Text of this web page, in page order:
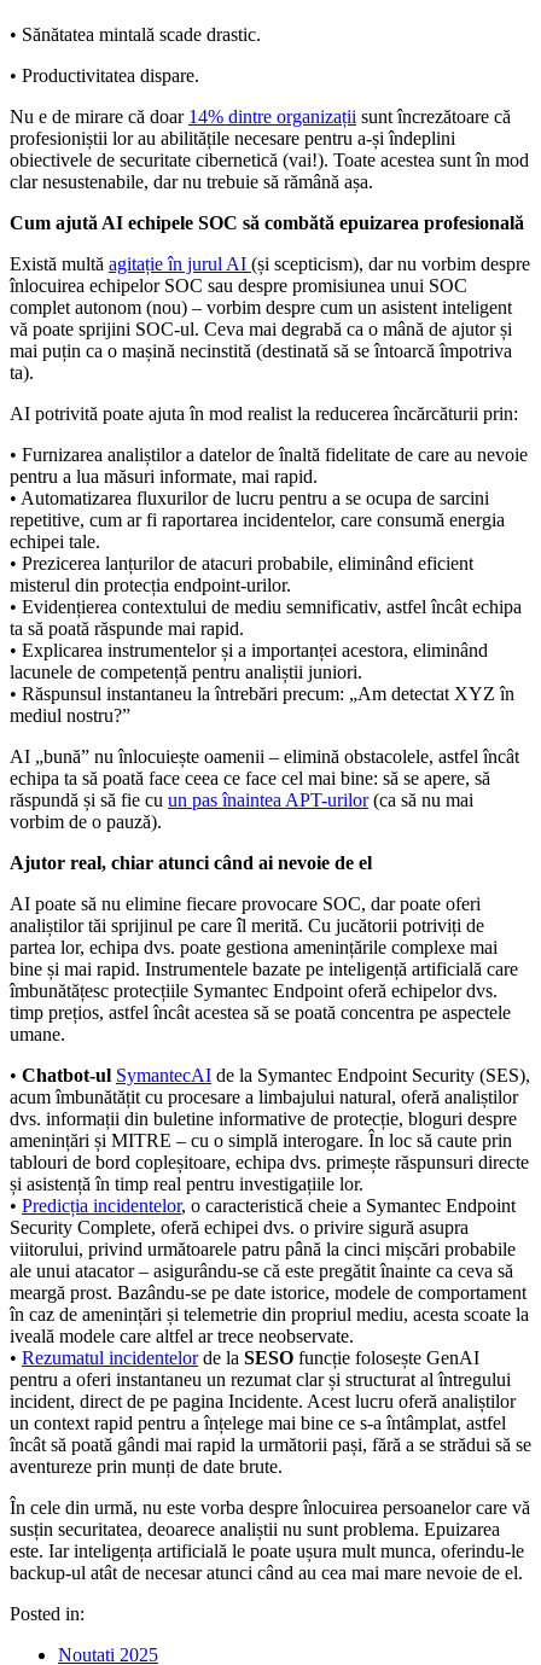
• Sănătatea mintală scade drastic.
• Productivitatea dispare.
Nu e de mirare că doar 14% dintre organizații sunt încrezătoare că
profesioniștii lor au abilitățile necesare pentru a-și îndeplini
obiectivele de securitate cibernetică (vai!). Toate acestea sunt în mod
clar nesustenabile, dar nu trebuie să rămână așa.
Cum ajută AI echipele SOC să combătă epuizarea profesională
Există multă agitație în jurul AI (și scepticism), dar nu vorbim despre
înlocuirea echipelor SOC sau despre promisiunea unui SOC
complet autonom (nou) – vorbim despre cum un asistent inteligent
vă poate sprijini SOC-ul. Ceva mai degrabă ca o mână de ajutor și
mai puțin ca o mașină necinstită (destinată să se întoarcă împotriva
ta).
AI potrivită poate ajuta în mod realist la reducerea încărcăturii prin:
• Furnizarea analiștilor a datelor de înaltă fidelitate de care au nevoie
pentru a lua măsuri informate, mai rapid.
• Automatizarea fluxurilor de lucru pentru a se ocupa de sarcini
repetitive, cum ar fi raportarea incidentelor, care consumă energia
echipei tale.
• Prezicerea lanțurilor de atacuri probabile, eliminând eficient
misterul din protecția endpoint-urilor.
• Evidențierea contextului de mediu semnificativ, astfel încât echipa
ta să poată răspunde mai rapid.
• Explicarea instrumentelor și a importanței acestora, eliminând
lacunele de competență pentru analiștii juniori.
• Răspunsul instantaneu la întrebări precum: „Am detectat XYZ în
mediul nostru?”
AI „bună” nu înlocuiește oamenii – elimină obstacolele, astfel încât
echipa ta să poată face ceea ce face cel mai bine: să se apere, să
răspundă și să fie cu un pas înaintea APT-urilor(ca să nu mai
vorbim de o pauză).
Ajutor real, chiar atunci când ai nevoie de el
AI poate să nu elimine fiecare provocare SOC, dar poate oferi
analiștilor tăi sprijinul pe care îl merită. Cu jucătorii potriviți de
partea lor, echipa dvs. poate gestiona amenințările complexe mai
bine și mai rapid. Instrumentele bazate pe inteligență artificială care
îmbunătățesc protecțiile Symantec Endpoint oferă echipelor dvs.
timp prețios, astfel încât acestea să se poată concentra pe aspectele
umane.
• Chatbot-ul SymantecAI de la Symantec Endpoint Security (SES),
acum îmbunătățit cu procesare a limbajului natural, oferă analiștilor
dvs. informații din buletine informative de protecție, bloguri despre
amenințări și MITRE – cu o simplă interogare. În loc să caute prin
tablouri de bord copleșitoare, echipa dvs. primește răspunsuri directe
și asistență în timp real pentru investigațiile lor.
• Predicția incidentelor, o caracteristică cheie a Symantec Endpoint
Security Complete, oferă echipei dvs. o privire sigură asupra
viitorului, privind următoarele patru până la cinci mișcări probabile
ale unui atacator – asigurându-se că este pregătit înainte ca ceva să
meargă prost. Bazându-se pe date istorice, modele de comportament
în caz de amenințări și telemetrie din propriul mediu, acesta scoate la
iveală modele care altfel ar trece neobservate.
• Rezumatul incidentelorde la SESO funcție folosește GenAI
pentru a oferi instantaneu un rezumat clar și structurat al întregului
incident, direct de pe pagina Incidente. Acest lucru oferă analiștilor
un context rapid pentru a înțelege mai bine ce s-a întâmplat, astfel
încât să poată gândi mai rapid la următorii pași, fără a se strădui să se
aventureze prin munți de date brute.
În cele din urmă, nu este vorba despre înlocuirea persoanelor care vă
susțin securitatea, deoarece analiștii nu sunt problema. Epuizarea
este. Iar inteligența artificială le poate ușura mult munca, oferindu-le
backup-ul atât de necesar atunci când au cea mai mare nevoie de el.
Posted in:
Noutati 2025